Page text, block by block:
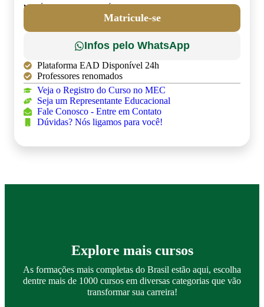
MATRÍCULA:
Matricule-se
Infos pelo WhatsApp
Plataforma EAD Disponível 24h
Professores renomados
Veja o Registro do Curso no MEC
Seja um Representante Educacional
Fale Conosco - Entre em Contato
Dúvidas? Nós ligamos para você!
Explore mais cursos
As formações mais completas do Brasil estão aqui, escolha
dentre mais de 1000 cursos em diversas categorias que vão
transformar sua carreira!